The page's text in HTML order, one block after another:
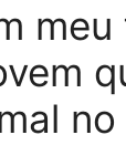
meu